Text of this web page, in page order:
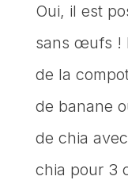
Oui, il est
sans œufs !
de la
de banane
de chia
chia pour 3